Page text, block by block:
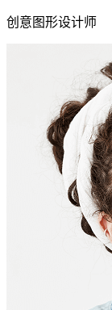
创意图形设计师